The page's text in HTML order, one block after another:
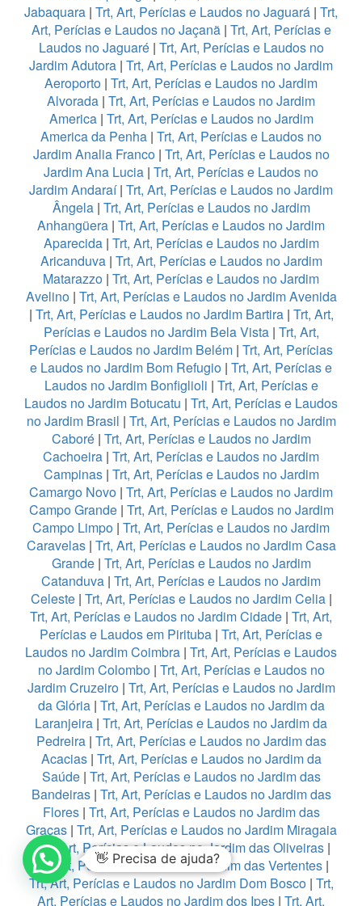
Jabaquara | Trt, Art, Perícias e Laudos no Jaguará | Trt,
Art, Perícias e Laudos no Jaçanã| Trt, Art, Perícias e
Laudos no Jaguaré| Trt, Art, Perícias e Laudos no
Jardim Adutora | Trt, Art, Perícias e Laudos no Jardim
Aeroporto | Trt, Art, Perícias e Laudos no Jardim
Alvorada | Trt, Art, Perícias e Laudos no Jardim
America| Trt, Art, Perícias e Laudos no Jardim
America da Penha | Trt, Art, Perícias e Laudos no
Jardim Analia Franco| Trt, Art, Perícias e Laudos no
Jardim Ana Lucia | Trt, Art, Perícias e Laudos no
Jardim Andaraí| Trt, Art, Perícias e Laudos no Jardim
Ângela| Trt, Art, Perícias e Laudos no Jardim
Anhangüera | Trt, Art, Perícias e Laudos no Jardim
Aparecida| Trt, Art, Perícias e Laudos no Jardim
Aricanduva| Trt, Art, Perícias e Laudos no Jardim
Matarazzo | Trt, Art, Perícias e Laudos no Jardim
Avelino| Trt, Art, Perícias e Laudos no Jardim Avenida
| Trt, Art, Perícias e Laudos no Jardim Bartira| Trt, Art,
Perícias e Laudos no Jardim Bela Vista| Trt, Art,
Perícias e Laudos no Jardim Belém | Trt, Art, Perícias
e Laudos no Jardim Bom Refugio | Trt, Art, Perícias e
Laudos no Jardim Bonfiglioli | Trt, Art, Perícias e
Laudos no Jardim Botucatu | Trt, Art, Perícias e Laudos
no Jardim Brasil | Trt, Art, Perícias e Laudos no Jardim
Caboré| Trt, Art, Perícias e Laudos no Jardim
Cachoeira | Trt, Art, Perícias e Laudos no Jardim
Campinas| Trt, Art, Perícias e Laudos no Jardim
Camargo Novo | Trt, Art, Perícias e Laudos no Jardim
Campo Grande| Trt, Art, Perícias e Laudos no Jardim
Campo Limpo | Trt, Art, Perícias e Laudos no Jardim
Caravelas| Trt, Art, Perícias e Laudos no Jardim Casa
Grande| Trt, Art, Perícias e Laudos no Jardim
Catanduva | Trt, Art, Perícias e Laudos no Jardim
Celeste| Trt, Art, Perícias e Laudos no Jardim Celia|
Trt, Art, Perícias e Laudos no Jardim Cidade | Trt, Art,
Perícias e Laudos em Pirituba | Trt, Art, Perícias e
Laudos no Jardim Coimbra | Trt, Art, Perícias e Laudos
no Jardim Colombo| Trt, Art, Perícias e Laudos no
Jardim Cruzeiro| Trt, Art, Perícias e Laudos no Jardim
da Glória| Trt, Art, Perícias e Laudos no Jardim da
Laranjeira | Trt, Art, Perícias e Laudos no Jardim da
Pedreira| Trt, Art, Perícias e Laudos no Jardim das
Acacias| Trt, Art, Perícias e Laudos no Jardim da
Saúde| Trt, Art, Perícias e Laudos no Jardim das
Bandeiras| Trt, Art, Perícias e Laudos no Jardim das
Flores| Trt, Art, Perícias e Laudos no Jardim das
Graças| Trt, Art, Perícias e Laudos no Jardim Miragaia
|Trt, Art, Perícias e Laudos no Jardim das Oliveiras|
Trt, Art, Perícias e Laudos no Jardim das Vertentes|
Trt, Art, Perícias e Laudos no Jardim Dom Bosco| Trt,
Art, Perícias e Laudos no Jardim dos Ipes | Trt, Art,
👋 Precisa de ajuda?